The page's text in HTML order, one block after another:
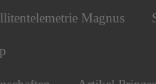
Magnus